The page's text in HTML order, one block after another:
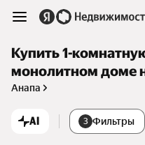
Купить 1-
монолитном доме
Анапа
AI 3 Фильтры